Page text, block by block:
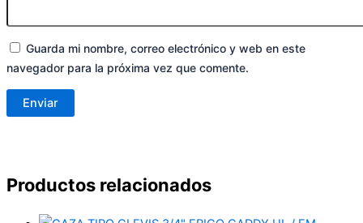
Guarda mi nombre, correo electrónico y web en este
navegador para la próxima vez que comente.
Productos relacionados